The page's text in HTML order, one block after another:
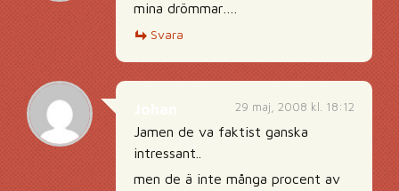
mina drömmar….
Svara
29 maj, 2008 kl. 18:12
Jamen de va faktist ganska
intressant..
men de ä inte många procent av